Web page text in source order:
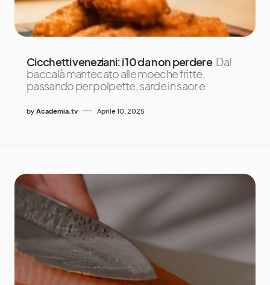
Cicchetti veneziani: i 10 da non perdere Dal
baccalà mantecato alle moeche fritte,
passando per polpette, sarde in saor e
by Academia.tv Aprile 10, 2025